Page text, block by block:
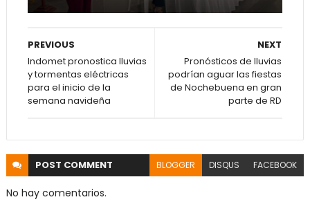
NEXT
Pronósticos de lluvias
podrían aguar las fiestas
de Nochebuena en gran
parte de RD
PREVIOUS
Indomet pronostica lluvias
y tormentas eléctricas
para el inicio de la
semana navideña
POST COMMENT BLOGGER DISQUS FACEBOOK
No hay comentarios.